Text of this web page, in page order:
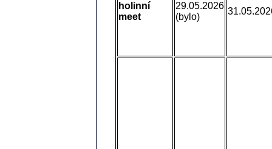
holinní
meet
29.05.2026
(bylo)